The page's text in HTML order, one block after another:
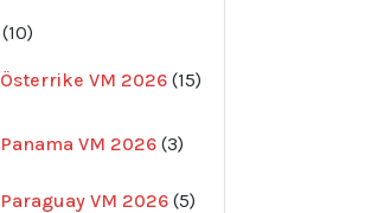
1010
Österrike VM 2026 15
produkter
Panama VM 2026 3
produkter
Paraguay VM 2026 55